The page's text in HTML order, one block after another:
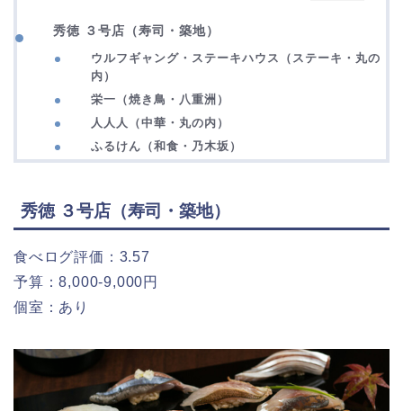
秀徳 ３号店（寿司・築地）
ウルフギャング・ステーキハウス（ステーキ・丸の
内）
栄一（焼き鳥・八重洲）
人人人（中華・丸の内）
ふるけん（和食・乃木坂）
秀徳 ３号店（寿司・築地）
食べログ評価：3.57
予算：8,000-9,000円
個室：あり